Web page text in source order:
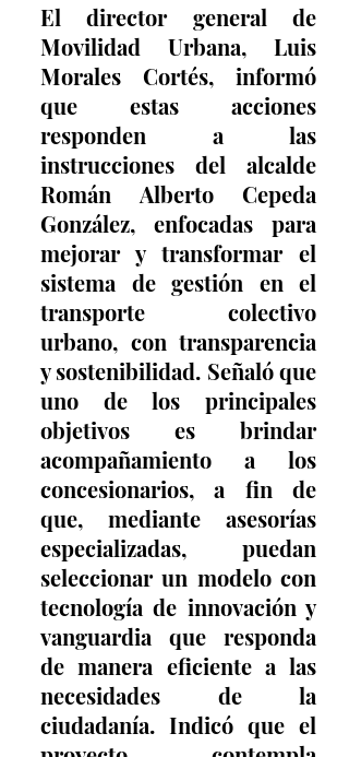
El director general de
Movilidad Urbana, Luis
Morales Cortés, informó
que estas acciones
responden a las
instrucciones del alcalde
Román Alberto Cepeda
González, enfocadas para
mejorar y transformar el
sistema de gestión en el
transporte colectivo
urbano, con transparencia
y sostenibilidad. Señaló que
uno de los principales
objetivos es brindar
acompañamiento a los
concesionarios, a fin de
que, mediante asesorías
especializadas, puedan
seleccionar un modelo con
tecnología de innovación y
vanguardia que responda
de manera eficiente a las
necesidades de la
ciudadanía. Indicó que el